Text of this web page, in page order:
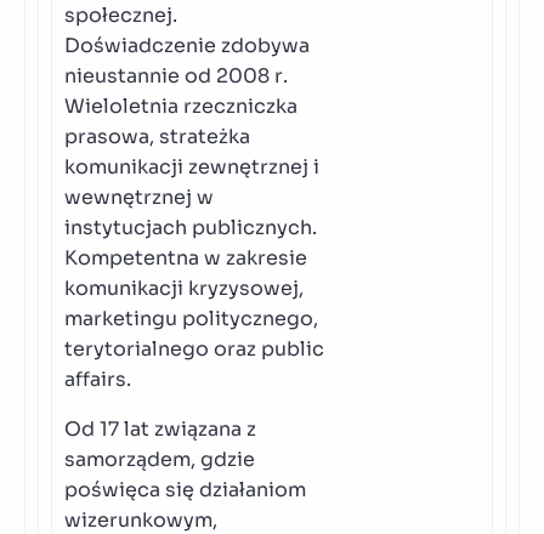
społecznej.
Doświadczenie zdobywa
nieustannie od 2008 r.
Wieloletnia rzeczniczka
prasowa, strateżka
komunikacji zewnętrznej i
wewnętrznej w
instytucjach publicznych.
Kompetentna w zakresie
komunikacji kryzysowej,
marketingu politycznego,
terytorialnego oraz public
affairs.
Od 17 lat związana z
samorządem, gdzie
poświęca się działaniom
wizerunkowym,